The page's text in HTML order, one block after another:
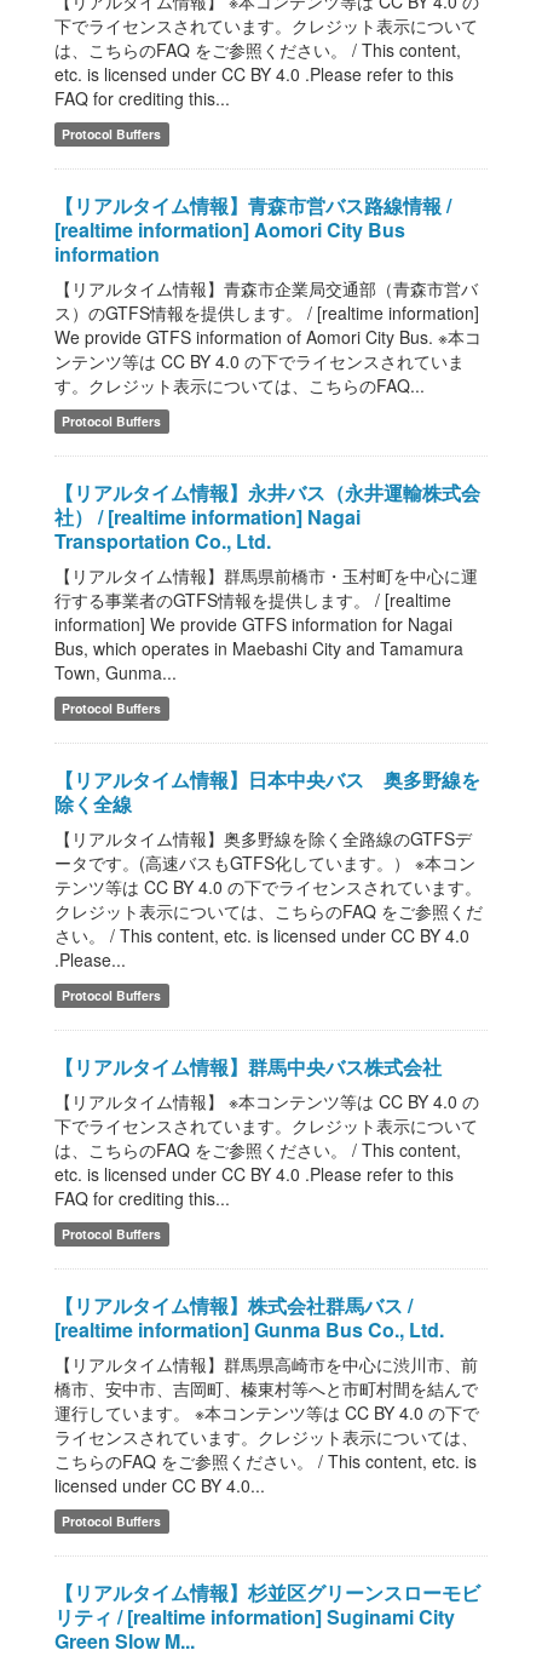
下でライセンスされています。クレジット表示について
は、こちらのFAQ をご参照ください。 / This content,
etc. is licensed under CC BY 4.0 .Please refer to this
FAQ for crediting this...
Protocol Buffers
【リアルタイム情報】青森市営バス路線情報 /
[realtime information] Aomori City Bus
information
【リアルタイム情報】青森市企業局交通部（青森市営バ
ス）のGTFS情報を提供します。 / [realtime information]
We provide GTFS information of Aomori City Bus. ※本コ
ンテンツ等は CC BY 4.0 の下でライセンスされていま
す。クレジット表示については、こちらのFAQ...
Protocol Buffers
【リアルタイム情報】永井バス（永井運輸株式会
社） / [realtime information] Nagai
Transportation Co., Ltd.
【リアルタイム情報】群馬県前橋市・玉村町を中心に運
行する事業者のGTFS情報を提供します。 / [realtime
information] We provide GTFS information for Nagai
Bus, which operates in Maebashi City and Tamamura
Town, Gunma...
Protocol Buffers
【リアルタイム情報】日本中央バス 奥多野線を
除く全線
【リアルタイム情報】奥多野線を除く全路線のGTFSデ
ータです。(高速バスもGTFS化しています。） ※本コン
テンツ等は CC BY 4.0 の下でライセンスされています。
クレジット表示については、こちらのFAQ をご参照くだ
さい。 / This content, etc. is licensed under CC BY 4.0
.Please...
Protocol Buffers
【リアルタイム情報】群馬中央バス株式会社
【リアルタイム情報】 ※本コンテンツ等は CC BY 4.0 の
下でライセンスされています。クレジット表示について
は、こちらのFAQ をご参照ください。 / This content,
etc. is licensed under CC BY 4.0 .Please refer to this
FAQ for crediting this...
Protocol Buffers
【リアルタイム情報】株式会社群馬バス /
[realtime information] Gunma Bus Co., Ltd.
【リアルタイム情報】群馬県高崎市を中心に渋川市、前
橋市、安中市、吉岡町、榛東村等へと市町村間を結んで
運行しています。 ※本コンテンツ等は CC BY 4.0 の下で
ライセンスされています。クレジット表示については、
こちらのFAQ をご参照ください。 / This content, etc. is
licensed under CC BY 4.0...
Protocol Buffers
【リアルタイム情報】杉並区グリーンスローモビ
リティ / [realtime information] Suginami City
Green Slow M...